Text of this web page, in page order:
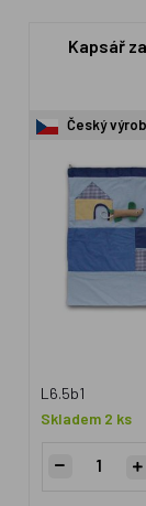
Kapsář
Český
L6.5b1
Skladem 2 ks